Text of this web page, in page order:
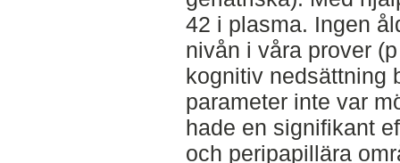
42 i plasma. Ingen
nivån i våra prover
kognitiv nedsättning
parameter inte var
hade en signifikant
och peripapillära